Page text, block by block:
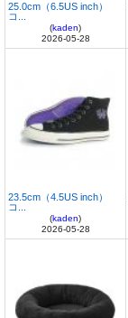
25.0cm（6.5US inch）
コ...
(kaden)
2026-05-28
23.5cm（4.5US inch）
コ...
(kaden)
2026-05-28